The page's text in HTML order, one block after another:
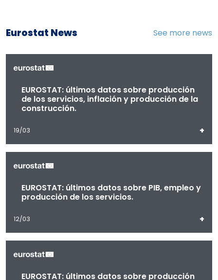
Eurostat News See more news
EUROSTAT: últimos datos sobre producción
de los servicios, inflación y producción de la
construcción.
19/03 +
EUROSTAT: últimos datos sobre PIB, empleo y
producción de los servicios.
12/03 +
EUROSTAT: últimos datos sobre producción